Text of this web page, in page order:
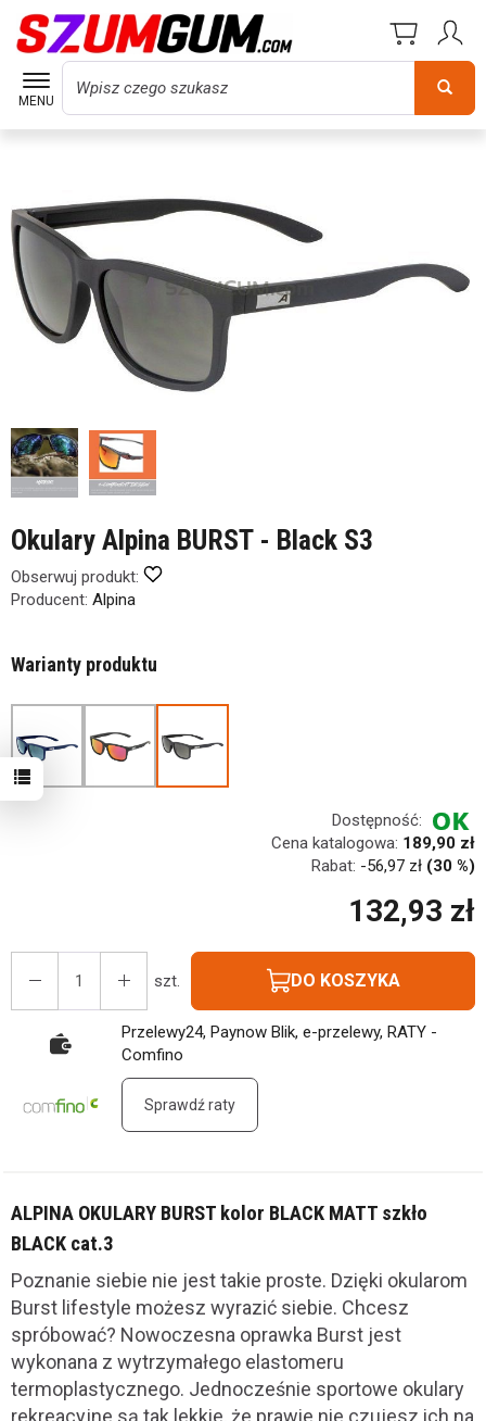
MENU
Wyszukaj
Okulary Alpina BURST - Black S3
Obserwuj produkt:
Producent: Alpina
Warianty produktu
Dostępność:
Cena katalogowa: 189,90 zł
Rabat: -56,97 zł (30 %)
132,93 zł
szt. DO KOSZYKA
Przelewy24, Paynow Blik, e-przelewy, RATY -
Comfino
Sprawdź raty
ALPINA OKULARY BURST kolor BLACK MATT szkło
BLACK cat.3
Poznanie siebie nie jest takie proste. Dzięki okularom
Burst lifestyle możesz wyrazić siebie. Chcesz
spróbować? Nowoczesna oprawka Burst jest
wykonana z wytrzymałego elastomeru
termoplastycznego. Jednocześnie sportowe okulary
rekreacyjne są tak lekkie, że prawie nie czujesz ich na